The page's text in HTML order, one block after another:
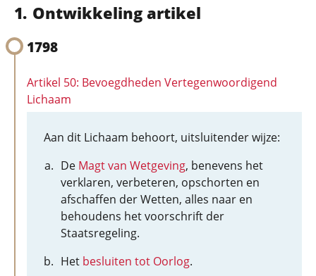
Ontwikkeling artikel
1798
Artikel 50: Bevoegdheden Vertegenwoordigend
Lichaam
Aan dit Lichaam behoort, uitsluitender wijze:
De Magt van Wetgeving, benevens het
verklaren, verbeteren, opschorten en
afschaffen der Wetten, alles naar en
behoudens het voorschrift der
Staatsregeling.
Het besluiten tot Oorlog.